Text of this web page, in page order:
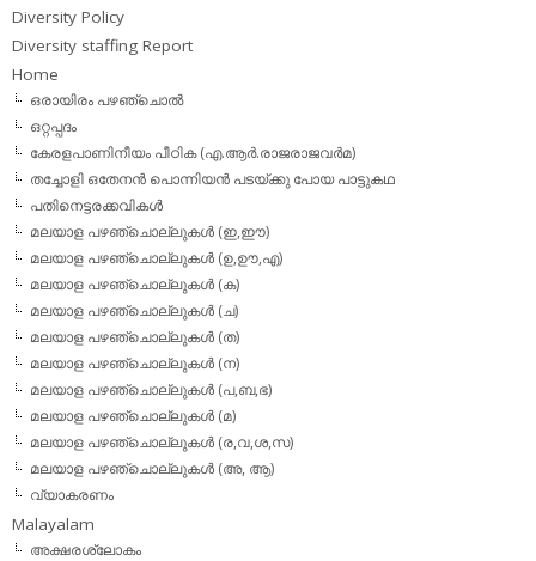
Diversity Policy
Diversity staffing Report
Home
ഒരായിരം പഴഞ്ചൊല്‍
ഒറ്റപ്പദം
കേരളപാണിനീയം പീഠിക (എ.ആര്‍.രാജരാജവര്‍മ)
തച്ചോളി ഒതേനൻ പൊന്നിയൻ പടയ്‌ക്കു പോയ പാട്ടുകഥ
പതിനെട്ടരക്കവികള്‍
മലയാള പഴഞ്ചൊല്ലുകള്‍ (ഇ,ഈ)
മലയാള പഴഞ്ചൊല്ലുകള്‍ (ഉ,ഊ,എ)
മലയാള പഴഞ്ചൊല്ലുകള്‍ (ക)
മലയാള പഴഞ്ചൊല്ലുകള്‍ (ച)
മലയാള പഴഞ്ചൊല്ലുകള്‍ (ത)
മലയാള പഴഞ്ചൊല്ലുകള്‍ (ന)
മലയാള പഴഞ്ചൊല്ലുകള്‍ (പ,ബ,ഭ)
മലയാള പഴഞ്ചൊല്ലുകള്‍ (മ)
മലയാള പഴഞ്ചൊല്ലുകള്‍ (ര,വ,ശ,സ)
മലയാള പഴഞ്ചൊല്ലുകൾ (അ, ആ)
വ്യാകരണം
Malayalam
അക്ഷരശ്ലോകം